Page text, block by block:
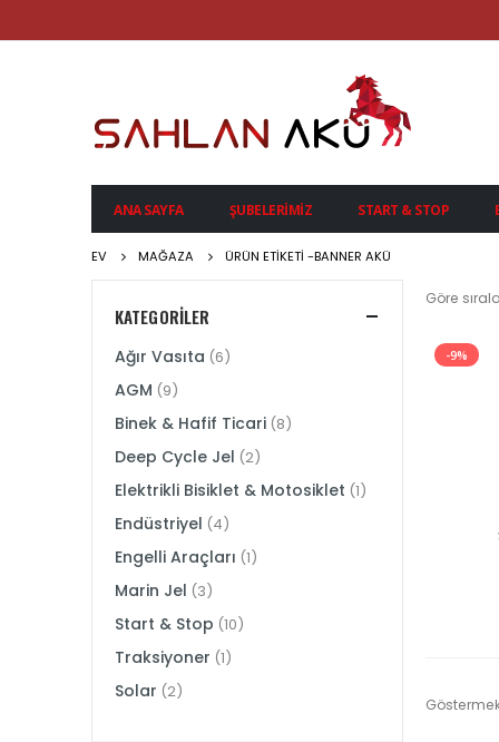
ANA SAYFA ŞUBELERIMIZ START & STOP
EV MAĞAZA ÜRÜN ETIKETI -BANNER AKÜ
Göre
-9%
KATEGORILER
Ağır Vasıta (6)
AGM (9)
Binek & Hafif Ticari (8)
Deep Cycle Jel (2)
Elektrikli Bisiklet & Motosiklet (1)
Endüstriyel (4)
Engelli Araçları (1)
Marin Jel (3)
Start & Stop (10)
Traksiyoner (1)
Solar (2)